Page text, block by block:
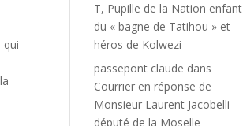
qui
T, Pupille de la Nation enfant
du « bagne de Tatihou » et
héros de Kolwezi
passepont claude dans
Courrier en réponse de
Monsieur Laurent Jacobelli –
député de la Moselle